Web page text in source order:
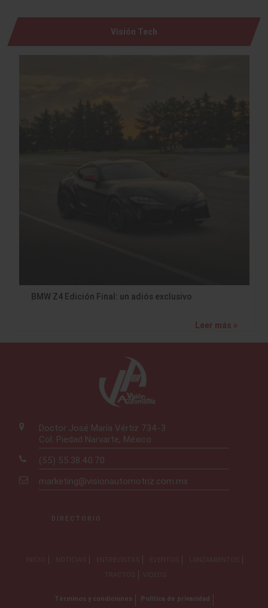
Visión Tech
BMW Z4 Edición Final: un adiós exclusivo
Leer más »
Doctor José María Vértiz 734-3
Col. Piedad Narvarte, México
(55) 55.38.40.70
marketing@visionautomotriz.com.mx
DIRECTORIO
INICIO NOTICIAS ENTREVISTAS EVENTOS
LANZAMIENTOS
TRACTOS
VIDEOS
Términos y condiciones Política de privacidad